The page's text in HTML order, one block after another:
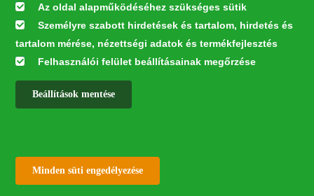
Információ : mme@mme.hu
Az oldal alapműködéséhez szükséges sütik
Személyre szabott hirdetések és tartalom, hirdetés és
tartalom mérése, nézettségi adatok és termékfejlesztés
Felhasználói felület beállításainak megőrzése
Beállítások mentése
Minden süti engedélyezése